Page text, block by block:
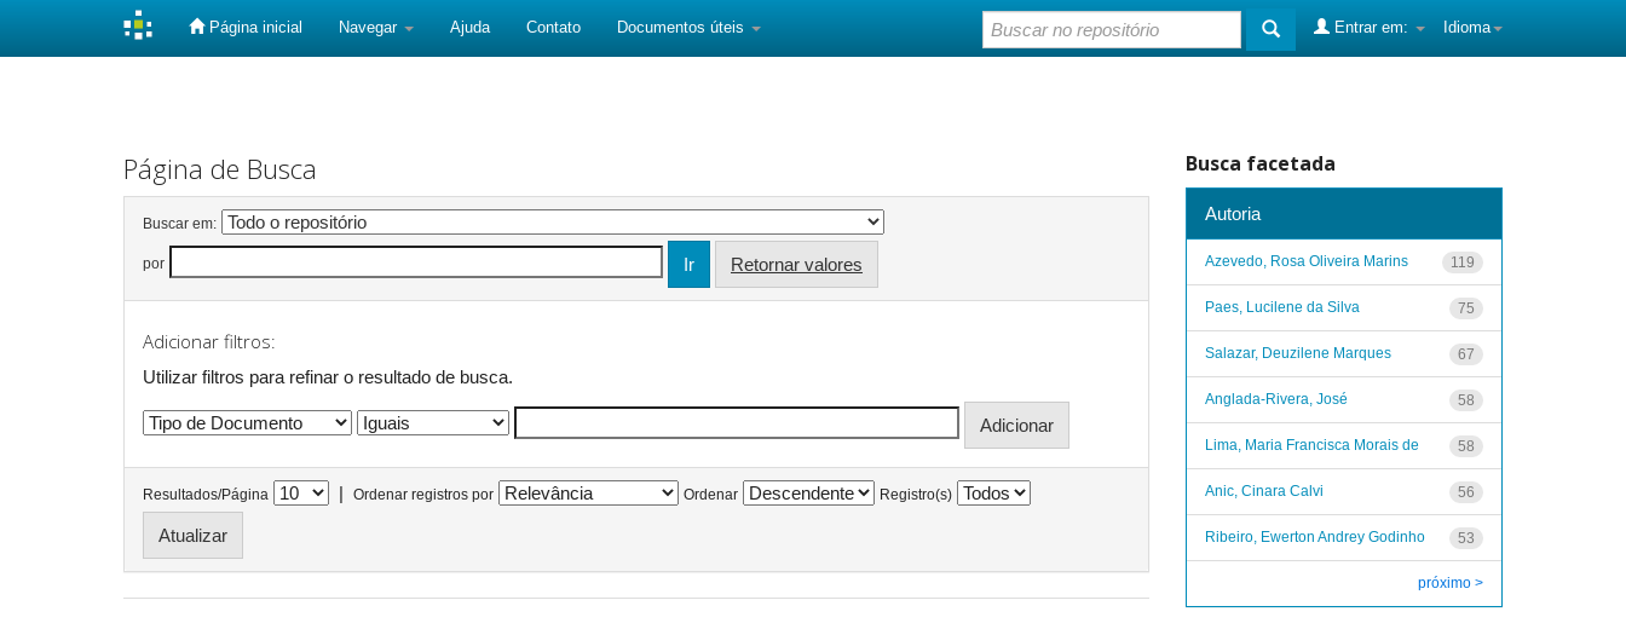
Página inicial Navegar Ajuda Contato Documentos úteis Idioma
Entrar em:
Página de Busca
Buscar em:
por Retornar valores
Adicionar filtros:
Utilizar filtros para refinar o resultado de busca.
Resultados/Página | Ordenar registros por Ordenar Registro(s)
Busca facetada
Autoria
119
Azevedo, Rosa Oliveira Marins
75
Paes, Lucilene da Silva
67
Salazar, Deuzilene Marques
58
Anglada-Rivera, José
58
Lima, Maria Francisca Morais de
56
Anic, Cinara Calvi
53
Ribeiro, Ewerton Andrey Godinho
próximo >